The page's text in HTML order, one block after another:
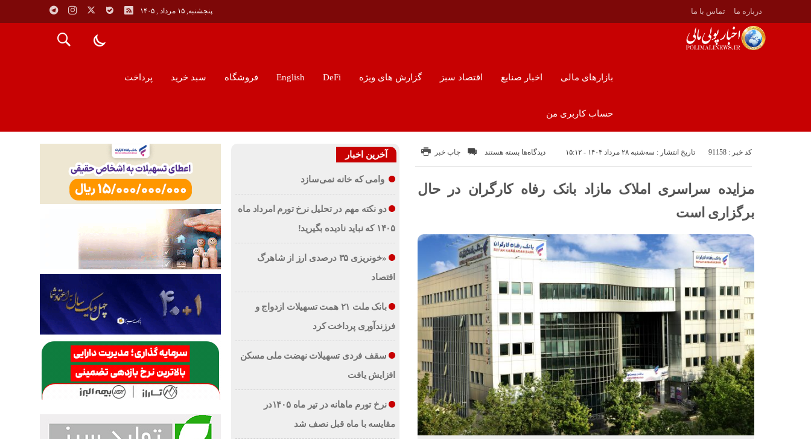
درباره ما تماس با ما پنجشنبه, ۱۵ مرداد , ۱۴۰۵
بازارهای مالی اخبار صنایع اقتصاد سبز گزارش های ویژه DeFi
English فروشگاه سبد خرید پرداخت
حساب کاربری من
تاریخ انتشار : سه‌شنبه ۲۸ مرداد ۱۴۰۴ - ۱۵:۱۲ کد خبر : 91158 چاپ خبر دیدگاه‌ها
برای
مزایده
سراسری
املاک
رفاه
کارگران
حال
برگزاری
است
بسته هستند
مزایده سراسری املاک مازاد بانک رفاه کارگران در حال
برگزاری است
آخرین اخبار
وامی که خانه نمی‌سازد
دو نکته مهم در تحلیل نرخ تورم امرداد ماه
۱۴۰۵ که نباید نادیده بگیرید!
«خونریزی ۳۵ درصدی ارز از شاهرگ
اقتصاد
بانک ملت ۲۱ همت تسهیلات ازدواج و
فرزندآوری پرداخت کرد
سقف فردی تسهیلات نهضت ملی مسکن
افزایش یافت
نرخ تورم ماهانه در تیر ماه ۱۴۰۵در
مقایسه با ماه قبل نصف شد